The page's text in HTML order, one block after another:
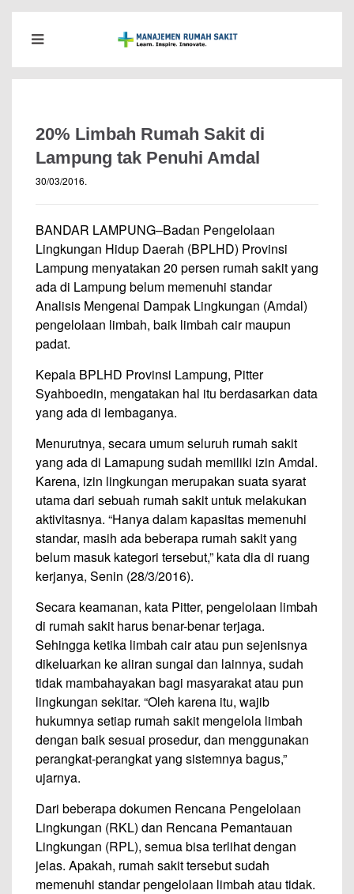
20% Limbah Rumah Sakit di
Lampung tak Penuhi Amdal
30/03/2016.
BANDAR LAMPUNG–Badan Pengelolaan
Lingkungan Hidup Daerah (BPLHD) Provinsi
Lampung menyatakan 20 persen rumah sakit yang
ada di Lampung belum memenuhi standar
Analisis Mengenai Dampak Lingkungan (Amdal)
pengelolaan limbah, baik limbah cair maupun
padat.
Kepala BPLHD Provinsi Lampung, Pitter
Syahboedin, mengatakan hal itu berdasarkan data
yang ada di lembaganya.
Menurutnya, secara umum seluruh rumah sakit
yang ada di Lamapung sudah memiliki izin Amdal.
Karena, izin lingkungan merupakan suata syarat
utama dari sebuah rumah sakit untuk melakukan
aktivitasnya. “Hanya dalam kapasitas memenuhi
standar, masih ada beberapa rumah sakit yang
belum masuk kategori tersebut,” kata dia di ruang
kerjanya, Senin (28/3/2016).
Secara keamanan, kata Pitter, pengelolaan limbah
di rumah sakit harus benar-benar terjaga.
Sehingga ketika limbah cair atau pun sejenisnya
dikeluarkan ke aliran sungai dan lainnya, sudah
tidak mambahayakan bagi masyarakat atau pun
lingkungan sekitar. “Oleh karena itu, wajib
hukumnya setiap rumah sakit mengelola limbah
dengan baik sesuai prosedur, dan menggunakan
perangkat-perangkat yang sistemnya bagus,”
ujarnya.
Dari beberapa dokumen Rencana Pengelolaan
Lingkungan (RKL) dan Rencana Pemantauan
Lingkungan (RPL), semua bisa terlihat dengan
jelas. Apakah, rumah sakit tersebut sudah
memenuhi standar pengelolaan limbah atau tidak.